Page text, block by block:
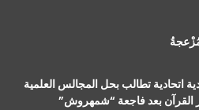
اتحادية تطالب بحل المجالس العلمية
القرآن بعد فاجعة “شمهروش”